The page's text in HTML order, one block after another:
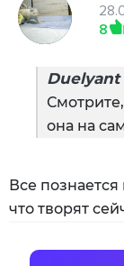
8
Duelyant
она на
Все
что творят